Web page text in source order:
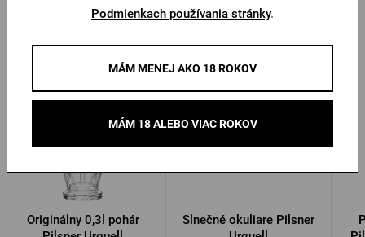
Ďalšie produkty od Pilsner Urquell
Originálny 0,3l pohár
Slnečné okuliare Pilsner
Podmienkach používania stránky.
MÁM MENEJ AKO 18 ROKOV
MÁM 18 ALEBO VIAC ROKOV